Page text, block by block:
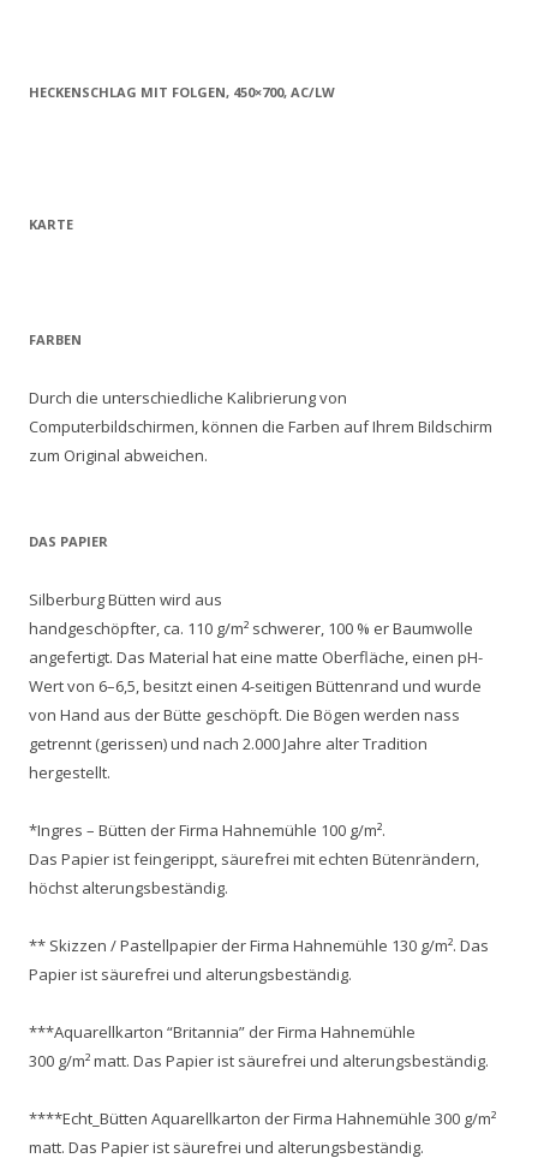
HECKENSCHLAG MIT FOLGEN, 450×700, AC/LW
KARTE
FARBEN
Durch die unterschiedliche Kalibrierung von
Computerbildschirmen, können die Farben auf Ihrem Bildschirm
zum Original abweichen.
DAS PAPIER
Silberburg Bütten wird aus
handgeschöpfter, ca. 110 g/m² schwerer, 100 % er Baumwolle
angefertigt. Das Material hat eine matte Oberfläche, einen pH-
Wert von 6–6,5, besitzt einen 4-seitigen Büttenrand und wurde
von Hand aus der Bütte geschöpft. Die Bögen werden nass
getrennt (gerissen) und nach 2.000 Jahre alter Tradition
hergestellt.
*Ingres – Bütten der Firma Hahnemühle 100 g/m².
Das Papier ist feingerippt, säurefrei mit echten Bütenrändern,
höchst alterungsbeständig.
** Skizzen / Pastellpapier der Firma Hahnemühle 130 g/m². Das
Papier ist säurefrei und alterungsbeständig.
***Aquarellkarton “Britannia” der Firma Hahnemühle
300 g/m² matt. Das Papier ist säurefrei und alterungsbeständig.
****Echt_Bütten Aquarellkarton der Firma Hahnemühle 300 g/m²
matt. Das Papier ist säurefrei und alterungsbeständig.